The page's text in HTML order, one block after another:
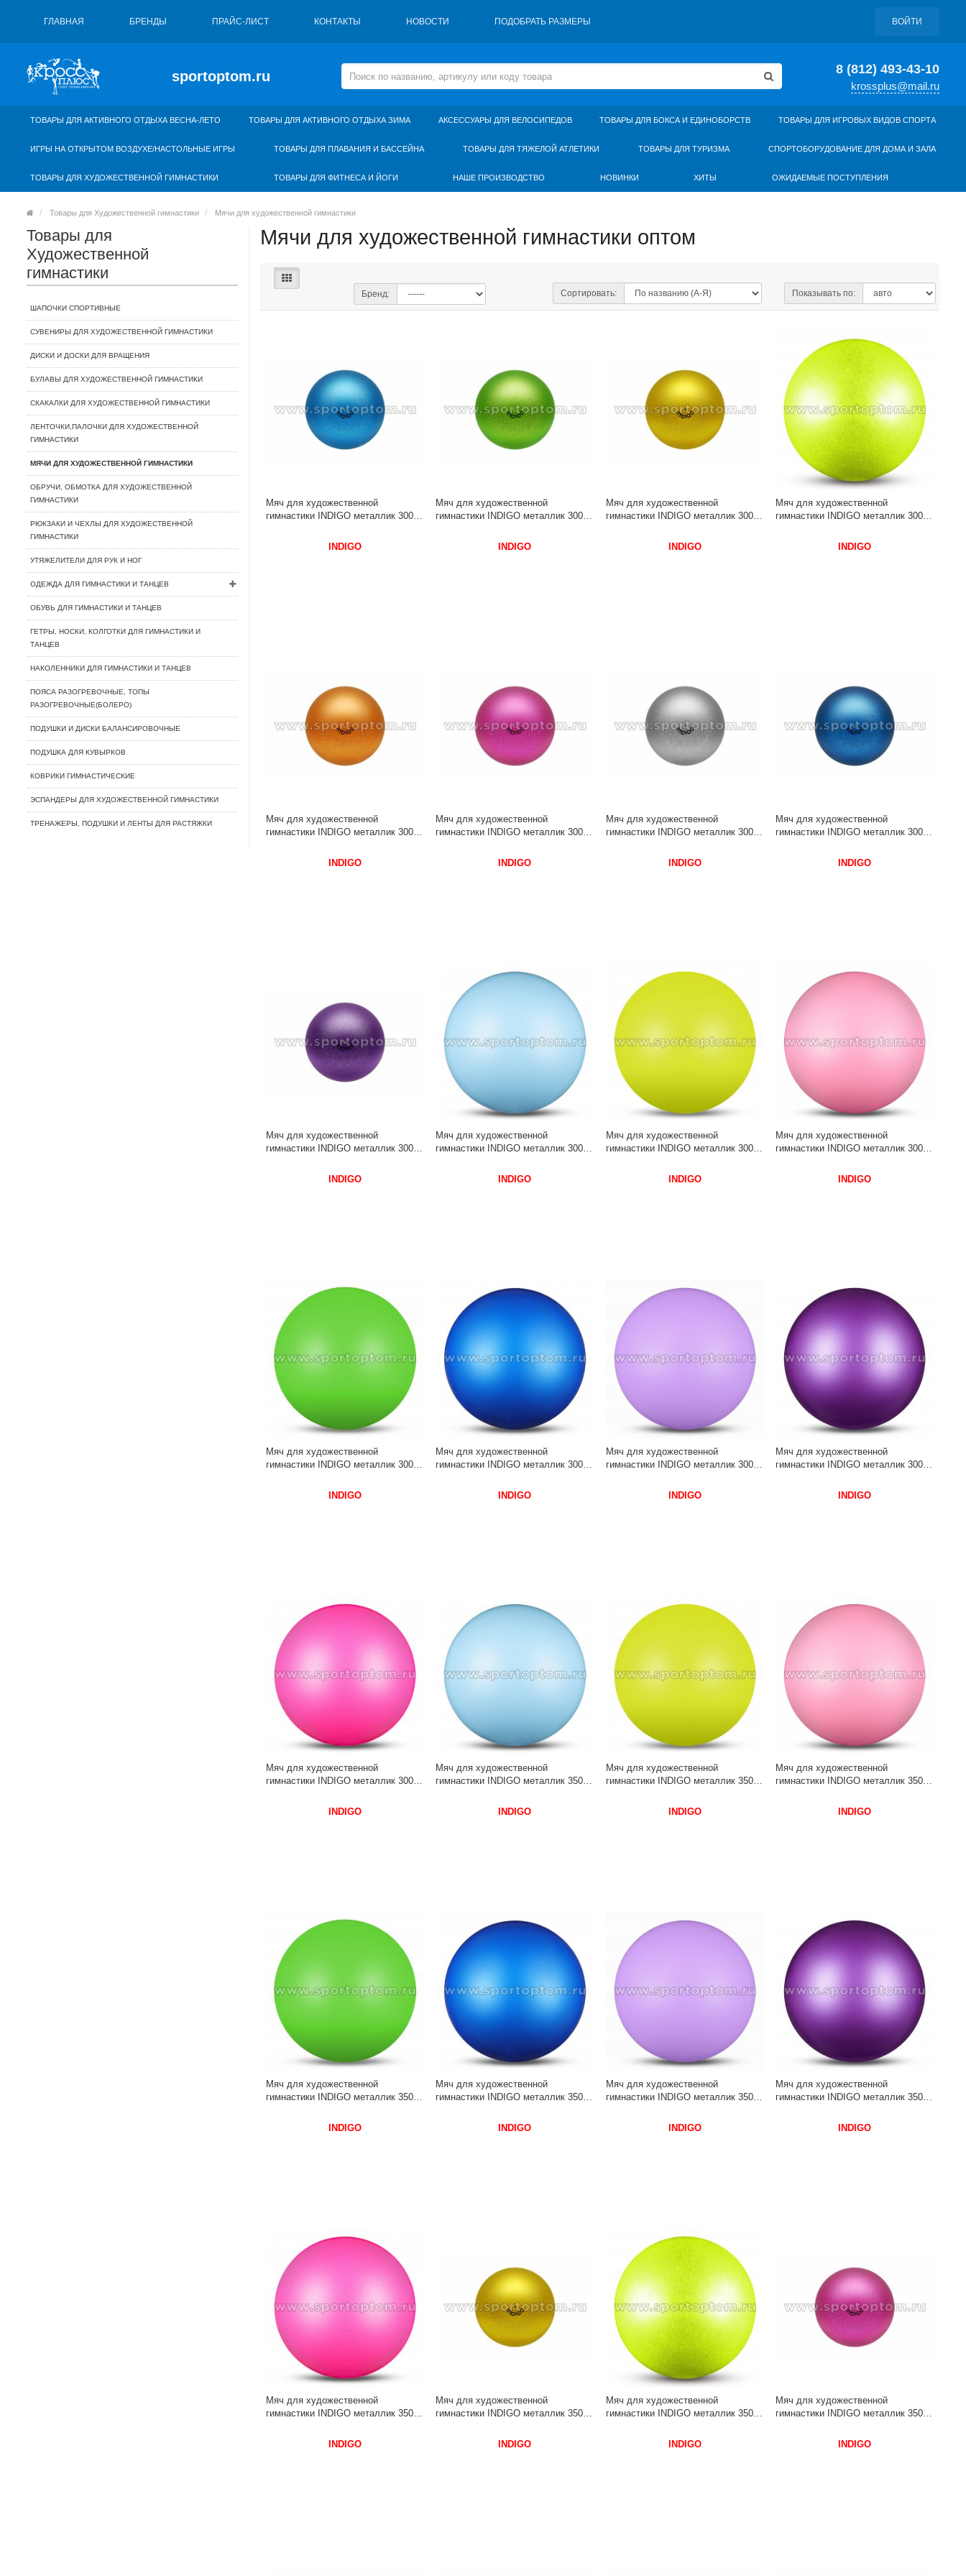
ВОЙТИ
ГЛАВНАЯ БРЕНДЫ ПРАЙС-ЛИСТ КОНТАКТЫ НОВОСТИ ПОДОБРАТЬ РАЗМЕРЫ
8 (812) 493-43-10
krossplus@mail.ru
sportoptom.ru
ТОВАРЫ ДЛЯ АКТИВНОГО ОТДЫХА ВЕСНА-ЛЕТО ТОВАРЫ ДЛЯ АКТИВНОГО ОТДЫХА ЗИМА АКСЕССУАРЫ ДЛЯ ВЕЛОСИПЕДОВ ТОВАРЫ ДЛЯ БОКСА И ЕДИНОБОРСТВ ТОВАРЫ ДЛЯ ИГРОВЫХ ВИДОВ СПОРТА
ИГРЫ НА ОТКРЫТОМ ВОЗДУХЕ/НАСТОЛЬНЫЕ ИГРЫ ТОВАРЫ ДЛЯ ПЛАВАНИЯ И БАССЕЙНА ТОВАРЫ ДЛЯ ТЯЖЕЛОЙ АТЛЕТИКИ ТОВАРЫ ДЛЯ ТУРИЗМА СПОРТОБОРУДОВАНИЕ ДЛЯ ДОМА И ЗАЛА
ТОВАРЫ ДЛЯ ХУДОЖЕСТВЕННОЙ ГИМНАСТИКИ ТОВАРЫ ДЛЯ ФИТНЕСА И ЙОГИ НАШЕ ПРОИЗВОДСТВО НОВИНКИ ХИТЫ ОЖИДАЕМЫЕ ПОСТУПЛЕНИЯ
Товары для Художественной гимнастики Мячи для художественной гимнастики
Товары для
Художественной
гимнастики
ШАПОЧКИ СПОРТИВНЫЕ
СУВЕНИРЫ ДЛЯ ХУДОЖЕСТВЕННОЙ ГИМНАСТИКИ
ДИСКИ И ДОСКИ ДЛЯ ВРАЩЕНИЯ
БУЛАВЫ ДЛЯ ХУДОЖЕСТВЕННОЙ ГИМНАСТИКИ
СКАКАЛКИ ДЛЯ ХУДОЖЕСТВЕННОЙ ГИМНАСТИКИ
ЛЕНТОЧКИ,ПАЛОЧКИ ДЛЯ ХУДОЖЕСТВЕННОЙ
ГИМНАСТИКИ
МЯЧИ ДЛЯ ХУДОЖЕСТВЕННОЙ ГИМНАСТИКИ
ОБРУЧИ, ОБМОТКА ДЛЯ ХУДОЖЕСТВЕННОЙ
ГИМНАСТИКИ
РЮКЗАКИ И ЧЕХЛЫ ДЛЯ ХУДОЖЕСТВЕННОЙ
ГИМНАСТИКИ
УТЯЖЕЛИТЕЛИ ДЛЯ РУК И НОГ
ОДЕЖДА ДЛЯ ГИМНАСТИКИ И ТАНЦЕВ
ОБУВЬ ДЛЯ ГИМНАСТИКИ И ТАНЦЕВ
ГЕТРЫ, НОСКИ, КОЛГОТКИ ДЛЯ ГИМНАСТИКИ И
ТАНЦЕВ
НАКОЛЕННИКИ ДЛЯ ГИМНАСТИКИ И ТАНЦЕВ
ПОЯСА РАЗОГРЕВОЧНЫЕ, ТОПЫ
РАЗОГРЕВОЧНЫЕ(БОЛЕРО)
ПОДУШКИ И ДИСКИ БАЛАНСИРОВОЧНЫЕ
ПОДУШКА ДЛЯ КУВЫРКОВ
КОВРИКИ ГИМНАСТИЧЕСКИЕ
ЭСПАНДЕРЫ ДЛЯ ХУДОЖЕСТВЕННОЙ ГИМНАСТИКИ
ТРЕНАЖЕРЫ, ПОДУШКИ И ЛЕНТЫ ДЛЯ РАСТЯЖКИ
Мячи для художественной гимнастики оптом
Бренд: Сортировать: Показывать по:
Мяч для художественной
гимнастики INDIGO металлик 300 г
INDIGO
Мяч для художественной
гимнастики INDIGO металлик 300 г
INDIGO
Мяч для художественной
гимнастики INDIGO металлик 300 г
INDIGO
Мяч для художественной
гимнастики INDIGO металлик 300 г
INDIGO
Мяч для художественной
гимнастики INDIGO металлик 300 г
INDIGO
Мяч для художественной
гимнастики INDIGO металлик 300 г
INDIGO
Мяч для художественной
гимнастики INDIGO металлик 300 г
INDIGO
Мяч для художественной
гимнастики INDIGO металлик 300 г
INDIGO
Мяч для художественной
гимнастики INDIGO металлик 300 г
INDIGO
Мяч для художественной
гимнастики INDIGO металлик 300 г
INDIGO
Мяч для художественной
гимнастики INDIGO металлик 300 г
INDIGO
Мяч для художественной
гимнастики INDIGO металлик 300 г
INDIGO
Мяч для художественной
гимнастики INDIGO металлик 300 г
INDIGO
Мяч для художественной
гимнастики INDIGO металлик 300 г
INDIGO
Мяч для художественной
гимнастики INDIGO металлик 300 г
INDIGO
Мяч для художественной
гимнастики INDIGO металлик 300 г
INDIGO
Мяч для художественной
гимнастики INDIGO металлик 300 г
INDIGO
Мяч для художественной
гимнастики INDIGO металлик 350 г
INDIGO
Мяч для художественной
гимнастики INDIGO металлик 350 г
INDIGO
Мяч для художественной
гимнастики INDIGO металлик 350 г
INDIGO
Мяч для художественной
гимнастики INDIGO металлик 350 г
INDIGO
Мяч для художественной
гимнастики INDIGO металлик 350 г
INDIGO
Мяч для художественной
гимнастики INDIGO металлик 350 г
INDIGO
Мяч для художественной
гимнастики INDIGO металлик 350 г
INDIGO
Мяч для художественной
гимнастики INDIGO металлик 350 г
INDIGO
Мяч для художественной
гимнастики INDIGO металлик 350 г
INDIGO
Мяч для художественной
гимнастики INDIGO металлик 350 г
INDIGO
Мяч для художественной
гимнастики INDIGO металлик 350 г
INDIGO